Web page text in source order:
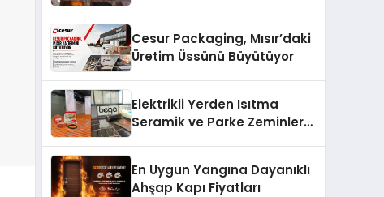
Cesur Packaging, Mısır’daki
Üretim Üssünü Büyütüyor
Elektrikli Yerden Isıtma
Seramik ve Parke Zeminler
En Uygun Yangına Dayanıklı
Ahşap Kapı Fiyatları